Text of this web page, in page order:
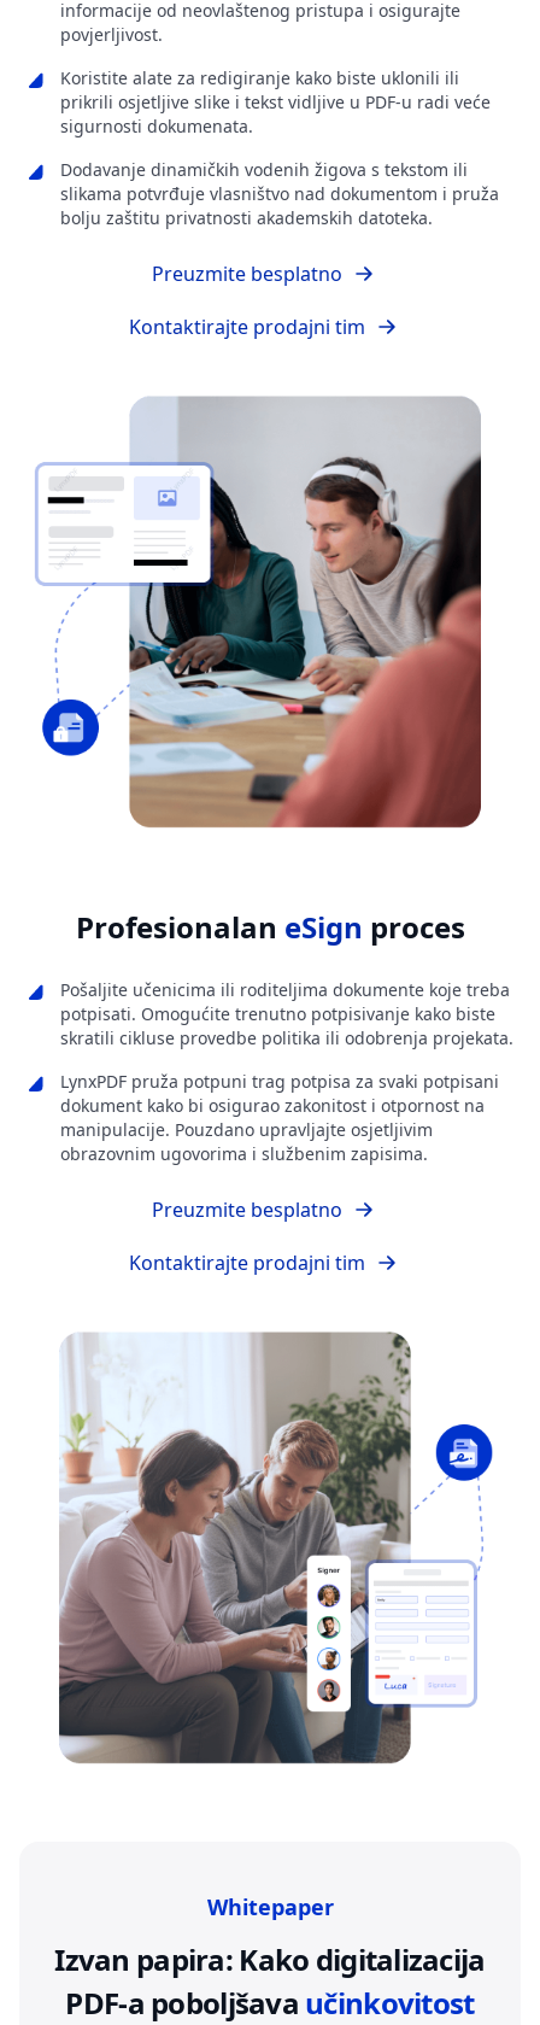
informacije od neovlaštenog pristupa i osigurajte
povjerljivost.
Koristite alate za redigiranje kako biste uklonili ili
prikrili osjetljive slike i tekst vidljive u PDF-u radi veće
sigurnosti dokumenata.
Dodavanje dinamičkih vodenih žigova s tekstom ili
slikama potvrđuje vlasništvo nad dokumentom i pruža
bolju zaštitu privatnosti akademskih datoteka.
Preuzmite besplatno
Kontaktirajte prodajni tim
Profesionalan eSign proces
Pošaljite učenicima ili roditeljima dokumente koje treba
potpisati. Omogućite trenutno potpisivanje kako biste
skratili cikluse provedbe politika ili odobrenja projekata.
LynxPDF pruža potpuni trag potpisa za svaki potpisani
dokument kako bi osigurao zakonitost i otpornost na
manipulacije. Pouzdano upravljajte osjetljivim
obrazovnim ugovorima i službenim zapisima.
Preuzmite besplatno
Kontaktirajte prodajni tim
Whitepaper
Izvan papira: Kako digitalizacija
PDF-a poboljšava učinkovitost